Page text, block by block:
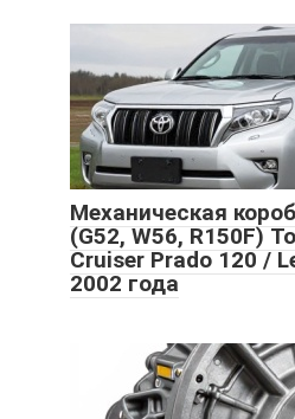
Механическая
(G52, W56, R150F)
Cruiser Prado 120 /
2002 года